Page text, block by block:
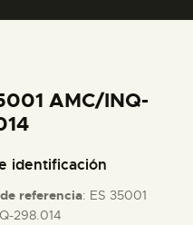
AMC/INQ-
identificación
referencia: ES 35001
298.014